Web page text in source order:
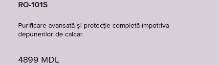
RO-101S
Purificare avansată și protecție completă împotriva
depunerilor de calcar.
4899 MDL